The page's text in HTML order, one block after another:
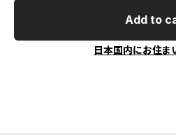
Add to
日本国内にお住ま